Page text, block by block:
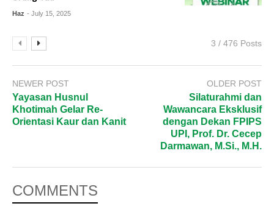
Haz - July 15, 2025
3 / 476 Posts
NEWER POST
Yayasan Husnul
Khotimah Gelar Re-
Orientasi Kaur dan Kanit
OLDER POST
Silaturahmi dan
Wawancara Eksklusif
dengan Dekan FPIPS
UPI, Prof. Dr. Cecep
Darmawan, M.Si., M.H.
COMMENTS